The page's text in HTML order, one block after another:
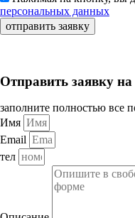
персональных данных
отправить заявку
Отправить заявку
заполните полностью все
Имя
Email
тел